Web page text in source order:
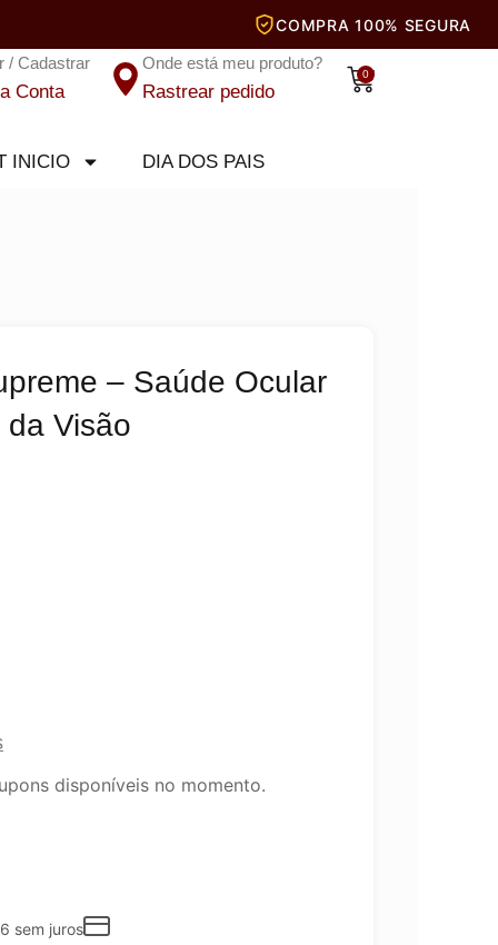
/ Cadastrar
Conta
Onde está meu produto?
Rastrear pedido
0
Carrinho
INICIO DIA DOS PAIS
– Saúde Ocular
Visão
disponíveis no momento.
sem juros